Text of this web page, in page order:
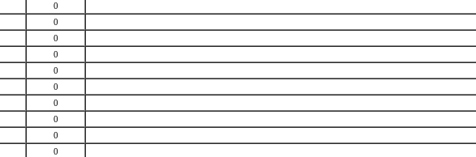
0
0
0
0
0
0
0
0
0
0